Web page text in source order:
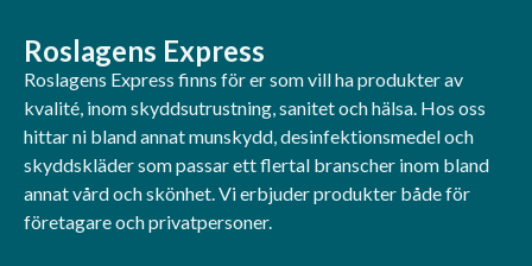
Roslagens Express
Roslagens Express finns för er som vill ha produkter av
kvalité, inom skyddsutrustning, sanitet och hälsa. Hos oss
hittar ni bland annat munskydd, desinfektionsmedel och
skyddskläder som passar ett flertal branscher inom bland
annat vård och skönhet. Vi erbjuder produkter både för
företagare och privatpersoner.